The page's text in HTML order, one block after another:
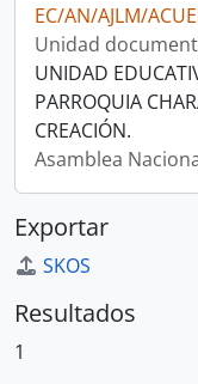
EC/AN/AJLM/
Unidad
UNIDAD
PARROQUIA
CREACIÓN.
Asamblea
Exportar
SKOS
Resultados
1